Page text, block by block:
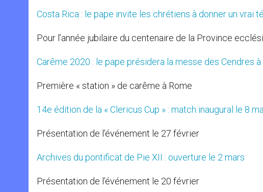
Costa Rica : le pape invite les chrétiens à donner un vrai
Pour l’année jubilaire du centenaire de la Province
Carême 2020 : le pape présidera la messe des Cendres
Première « station » de carême à Rome
14e édition de la « Clericus Cup » : match inaugural le 8
Présentation de l’événement le 27 février
Archives du pontificat de Pie XII : ouverture le 2 mars
Présentation de l’événement le 20 février